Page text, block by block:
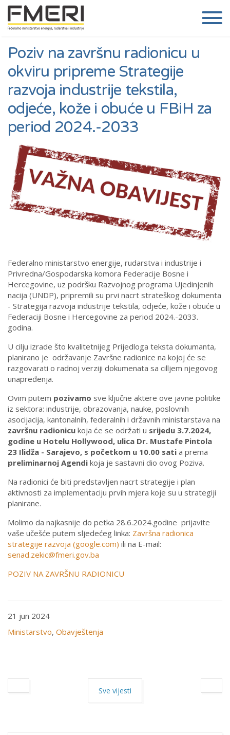
Poziv na završnu radionicu u
okviru pripreme Strategije
razvoja industrije tekstila,
odjeće, kože i obuće u FBiH za
period 2024.-2033
Federalno ministarstvo energije, rudarstva i industrije i
Privredna/Gospodarska komora Federacije Bosne i
Hercegovine, uz podršku Razvojnog programa Ujedinjenih
nacija (UNDP), pripremili su prvi nacrt strateškog dokumenta
- Strategija razvoja industrije tekstila, odjeće, kože i obuće u
Federaciji Bosne i Hercegovine za period 2024.-2033.
godina.
U cilju izrade što kvalitetnijeg Prijedloga teksta dokumanta,
planirano je održavanje Završne radionice na kojoj će se
razgovarati o radnoj verziji dokumenata sa cilljem njegovog
unapređenja.
Ovim putem pozivamo sve ključne aktere ove javne politike
iz sektora: industrije, obrazovanja, nauke, poslovnih
asocijacija, kantonalnih, federalnih i državnih ministarstava na
završnu radionicu koja će se održati u srijedu 3.7.2024,
godine u Hotelu Hollywood, ulica Dr. Mustafe Pintola
23 Ilidža - Sarajevo, s početkom u 10.00 sati a prema
preliminarnoj Agendi koja je sastavni dio ovog Poziva.
Na radionici će biti predstavljen nacrt strategije i plan
aktivnosti za implementaciju prvih mjera koje su u strategiji
planirane.
Molimo da najkasnije do petka 28.6.2024.godine prijavite
vaše učešće putem sljedećeg linka: Završna radionica
strategije razvoja (google.com) ili na E-mail:
senad.zekic@fmeri.gov.ba
POZIV NA ZAVRŠNU RADIONICU
21 jun 2024
Ministarstvo, Obavještenja
Sve vijesti